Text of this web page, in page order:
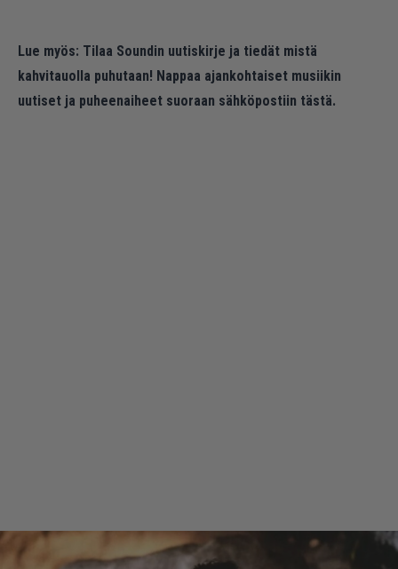
Lue myös: Tilaa Soundin uutiskirje ja tiedät mistä
kahvitauolla puhutaan! Nappaa ajankohtaiset musiikin
uutiset ja puheenaiheet suoraan sähköpostiin tästä.